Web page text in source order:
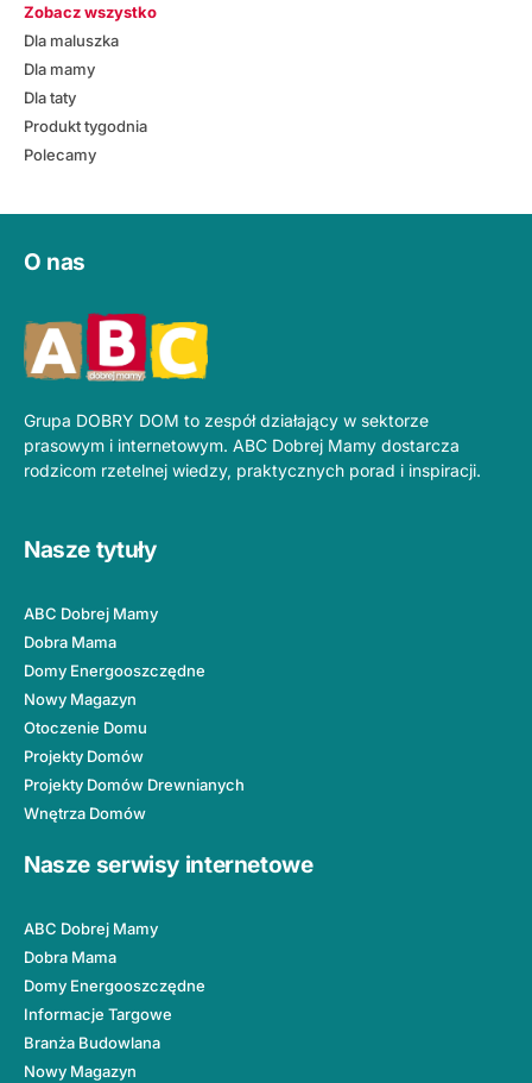
Zobacz wszystko
Dla maluszka
Dla mamy
Dla taty
Produkt tygodnia
Polecamy
O nas
Grupa DOBRY DOM to zespół działający w sektorze
prasowym i internetowym. ABC Dobrej Mamy dostarcza
rodzicom rzetelnej wiedzy, praktycznych porad i inspiracji.
Nasze tytuły
ABC Dobrej Mamy
Dobra Mama
Domy Energooszczędne
Nowy Magazyn
Otoczenie Domu
Projekty Domów
Projekty Domów Drewnianych
Wnętrza Domów
Nasze serwisy internetowe
ABC Dobrej Mamy
Dobra Mama
Domy Energooszczędne
Informacje Targowe
Branża Budowlana
Nowy Magazyn